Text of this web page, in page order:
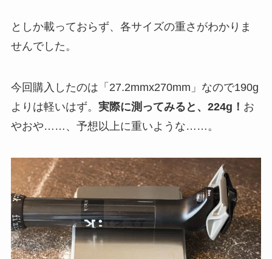
としか載っておらず、各サイズの重さがわかりま
せんでした。
今回購入したのは「27.2mmx270mm」なので190g
よりは軽いはず。 実際に測ってみると、224g！ お
やおや……、予想以上に重いような……。